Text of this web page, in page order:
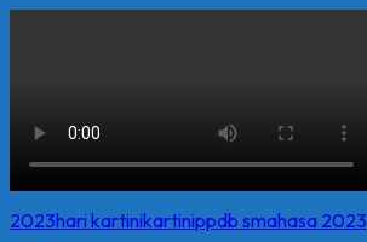
2023hari kartinikartinippdb smahasa 2023